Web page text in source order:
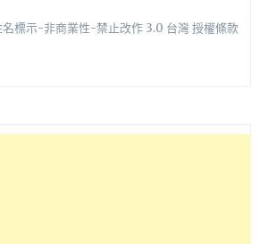
名標示-非商業性-禁止改作 3.0 台灣 授權條款